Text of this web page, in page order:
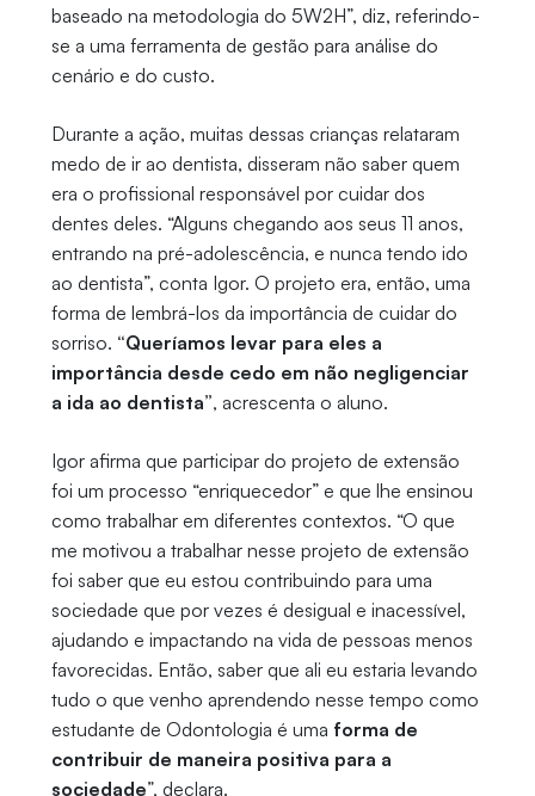
baseado na metodologia do 5W2H”, diz, referindo-
se a uma ferramenta de gestão para análise do
cenário e do custo.
Durante a ação, muitas dessas crianças relataram
medo de ir ao dentista, disseram não saber quem
era o profissional responsável por cuidar dos
dentes deles. “Alguns chegando aos seus 11 anos,
entrando na pré-adolescência, e nunca tendo ido
ao dentista”, conta Igor. O projeto era, então, uma
forma de lembrá-los da importância de cuidar do
sorriso. “Queríamos levar para eles a
importância desde cedo em não negligenciar
a ida ao dentista”, acrescenta o aluno.
Igor afirma que participar do projeto de extensão
foi um processo “enriquecedor” e que lhe ensinou
como trabalhar em diferentes contextos. “O que
me motivou a trabalhar nesse projeto de extensão
foi saber que eu estou contribuindo para uma
sociedade que por vezes é desigual e inacessível,
ajudando e impactando na vida de pessoas menos
favorecidas. Então, saber que ali eu estaria levando
tudo o que venho aprendendo nesse tempo como
estudante de Odontologia é uma forma de
contribuir de maneira positiva para a
sociedade”, declara.